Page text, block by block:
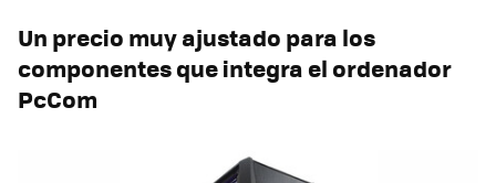
Un precio muy ajustado para los
componentes que integra el ordenador
PcCom